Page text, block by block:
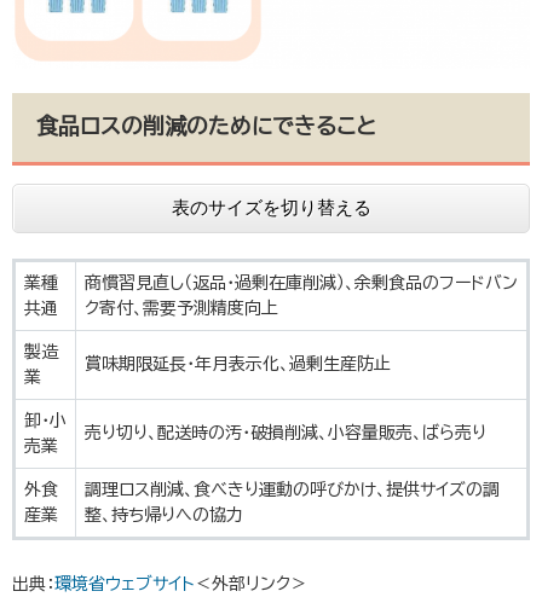
食品ロスの削減のためにできること
表のサイズを切り替える
業種
共通
商慣習見直し（返品・過剰在庫削減）、余剰食品のフードバン
ク寄付、需要予測精度向上
製造
業
賞味期限延長・年月表示化、過剰生産防止
卸・小
売業
売り切り、配送時の汚・破損削減、小容量販売、ばら売り
外食
産業
調理ロス削減、食べきり運動の呼びかけ、提供サイズの調
整、持ち帰りへの協力
出典：環境省ウェブサイト＜外部リンク＞